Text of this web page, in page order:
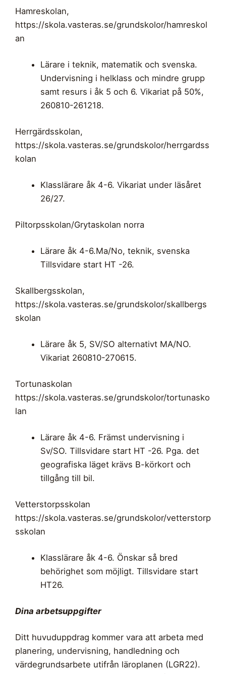
Hamreskolan,
https://skola.vasteras.se/grundskolor/hamreskol
an
Lärare i teknik, matematik och svenska.
Undervisning i helklass och mindre grupp
samt resurs i åk 5 och 6. Vikariat på 50%,
260810-261218.
Herrgärdsskolan,
https://skola.vasteras.se/grundskolor/herrgardss
kolan
Klasslärare åk 4-6. Vikariat under läsåret
26/27.
Piltorpsskolan/Grytaskolan norra
Lärare åk 4-6.Ma/No, teknik, svenska
Tillsvidare start HT -26.
Skallbergsskolan,
https://skola.vasteras.se/grundskolor/skallbergs
skolan
Lärare åk 5, SV/SO alternativt MA/NO.
Vikariat 260810-270615.
Tortunaskolan
https://skola.vasteras.se/grundskolor/tortunasko
lan
Lärare åk 4-6. Främst undervisning i
Sv/SO. Tillsvidare start HT -26. Pga. det
geografiska läget krävs B-körkort och
tillgång till bil.
Vetterstorpsskolan
https://skola.vasteras.se/grundskolor/vetterstorp
sskolan
Klasslärare åk 4-6. Önskar så bred
behörighet som möjligt. Tillsvidare start
HT26.
Dina arbetsuppgifter
Ditt huvuduppdrag kommer vara att arbeta med
planering, undervisning, handledning och
värdegrundsarbete utifrån läroplanen (LGR22).